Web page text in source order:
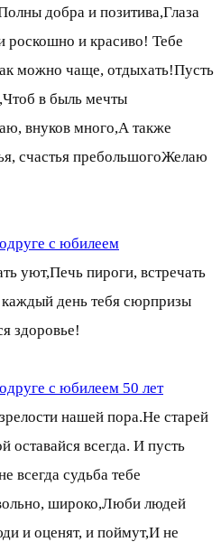
добра и позитива,Глаза
роскошно и красиво! Тебе
можно чаще, отдыхать!Пусть
в быль мечты
внуков много,А также
счастья пребольшогоЖелаю
с юбилеем
уют,Печь пироги, встречать
день тебя сюрпризы
здоровье!
с юбилеем 50 лет
нашей пора.Не старей
всегда. И пусть
всегда судьба тебе
широко,Люби людей
и оценят, и поймут,И не